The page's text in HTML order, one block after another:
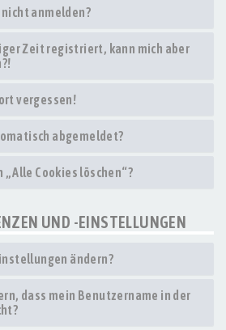
nicht anmelden?
Zeit registriert, kann mich aber
vergessen!
abgemeldet?
Cookies löschen“?
UND -EINSTELLUNGEN
ändern?
dass mein Benutzername in der